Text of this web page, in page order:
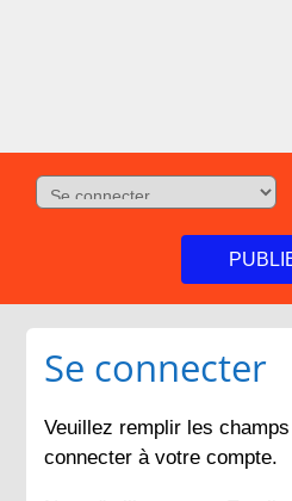
Se connecter
Veuillez remplir les
connecter à votre compte.